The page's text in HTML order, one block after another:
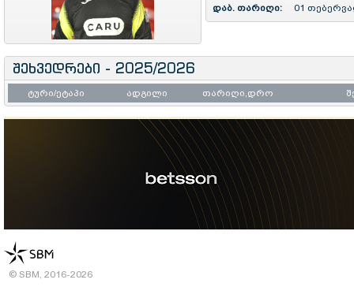
დაბ. თარიღი:
01
შეხვედრები - 2025/2026
ტური/ეტაპი ადგილი თარიღი,დრო
© SBM, 2016-2026